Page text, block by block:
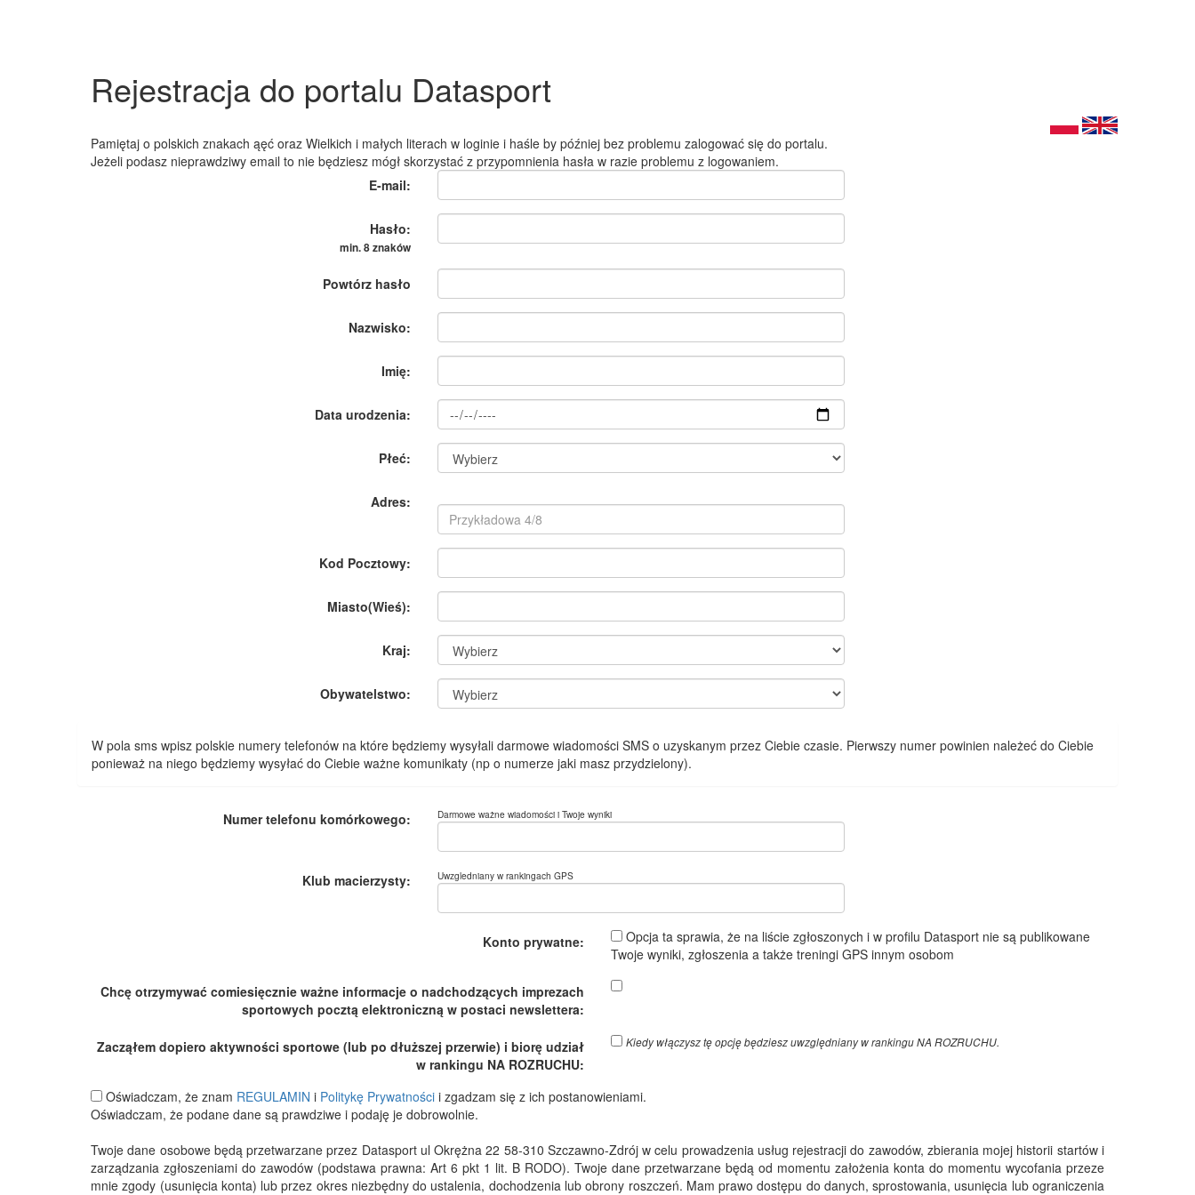
Rejestracja do portalu Datasport
Pamiętaj o polskich znakach ąęć oraz Wielkich i małych literach w loginie i haśle by później bez problemu zalogować się do portalu.
Jeżeli podasz nieprawdziwy email to nie będziesz mógł skorzystać z przypomnienia hasła w razie problemu z logowaniem.
E-mail:
Hasło:
min. 8 znaków
Powtórz hasło
Nazwisko:
Imię:
Data urodzenia:
Płeć:
Adres:
Kod Pocztowy:
Miasto(Wieś):
Kraj:
Obywatelstwo:
W pola sms wpisz polskie numery telefonów na które będziemy wysyłali darmowe wiadomości SMS o uzyskanym przez Ciebie czasie. Pierwszy numer powinien należeć do Ciebie
ponieważ na niego będziemy wysyłać do Ciebie ważne komunikaty (np o numerze jaki masz przydzielony).
Numer telefonu komórkowego: Darmowe ważne wiadomości i Twoje wyniki
Klub macierzysty: Uwzgledniany w rankingach GPS
Konto prywatne:
Opcja ta sprawia, że na liście zgłoszonych i w profilu Datasport nie są publikowane
Twoje wyniki, zgłoszenia a także treningi GPS innym osobom
Chcę otrzymywać comiesięcznie ważne informacje o nadchodzących imprezach
sportowych pocztą elektroniczną w postaci newslettera:
Zacząłem dopiero aktywności sportowe (lub po dłuższej przerwie) i biorę udział
w rankingu NA ROZRUCHU:
Kiedy włączysz tę opcję będziesz uwzględniany w rankingu NA ROZRUCHU.
Oświadczam, że znam REGULAMIN i Politykę Prywatności i zgadzam się z ich postanowieniami.
Oświadczam, że podane dane są prawdziwe i podaję je dobrowolnie.
Twoje dane osobowe będą przetwarzane przez Datasport ul Okrężna 22 58-310 Szczawno-Zdrój w celu prowadzenia usług rejestracji do zawodów, zbierania mojej historii startów i
zarządzania zgłoszeniami do zawodów (podstawa prawna: Art 6 pkt 1 lit. B RODO). Twoje dane przetwarzane będą od momentu założenia konta do momentu wycofania przeze
mnie zgody (usunięcia konta) lub przez okres niezbędny do ustalenia, dochodzenia lub obrony roszczeń. Mam prawo dostępu do danych, sprostowania, usunięcia lub ograniczenia